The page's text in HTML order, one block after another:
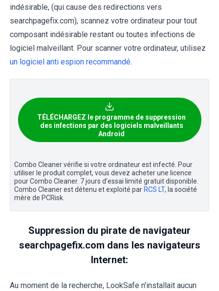
indésirable, (qui cause des redirections vers
searchpagefix.com), scannez votre ordinateur pour tout
composant indésirable restant ou toutes infections de
logiciel malveillant. Pour scanner votre ordinateur, utilisez
un logiciel anti espion recommandé.
TÉLÉCHARGEZ le programme de suppression
des infections par des logiciels malveillants
Android
Combo Cleaner vérifie si votre ordinateur est infecté. Pour
utiliser le produit complet, vous devez acheter une licence
pour Combo Cleaner. 7 jours d’essai limité gratuit disponible.
Combo Cleaner est détenu et exploité par RCS LT, la société
mère de PCRisk.
Suppression du pirate de navigateur
searchpagefix.com dans les navigateurs
Internet:
Au moment de la recherche, LookSafe n'installait aucun